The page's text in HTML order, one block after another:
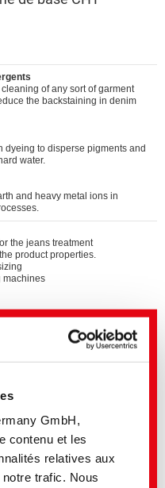
GmbH,
contenu et les
relatives aux
trafic. Nous
of any sort of garment
the backstaining in denim
dyeing to disperse pigments and
water.
and heavy metal ions in
the jeans treatment
product properties.
machines
Level 3
des listes